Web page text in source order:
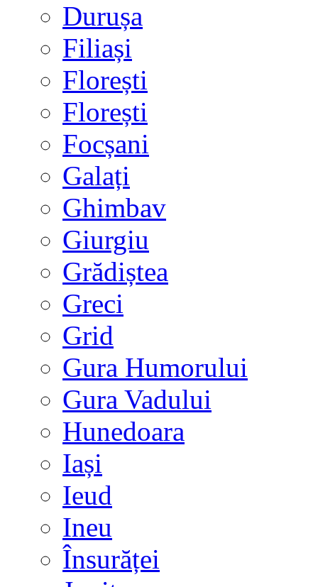
Durușa
Filiași
Florești
Florești
Focșani
Galați
Ghimbav
Giurgiu
Grădiștea
Greci
Grid
Gura Humorului
Gura Vadului
Hunedoara
Iași
Ieud
Ineu
Însurăței